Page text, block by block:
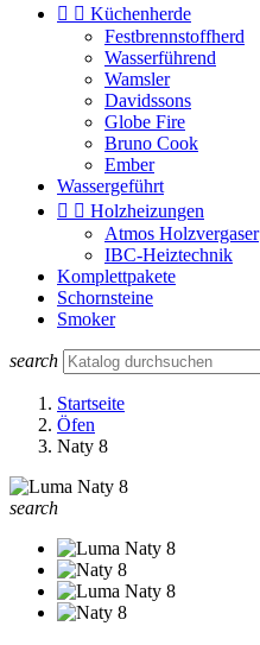
  Küchenherde
Festbrennstoffherd
Wasserführend
Wamsler
Davidssons
Globe Fire
Bruno Cook
Ember
Wassergeführt
  Holzheizungen
Atmos Holzvergaser
IBC-Heiztechnik
Komplettpakete
Schornsteine
Smoker
search
Startseite
Öfen
Naty 8
search